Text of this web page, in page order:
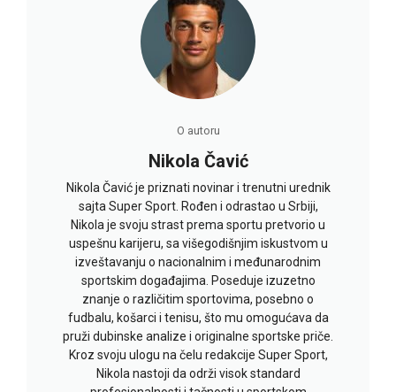
O autoru
Nikola Čavić
Nikola Čavić je priznati novinar i trenutni urednik
sajta Super Sport. Rođen i odrastao u Srbiji,
Nikola je svoju strast prema sportu pretvorio u
uspešnu karijeru, sa višegodišnjim iskustvom u
izveštavanju o nacionalnim i međunarodnim
sportskim događajima. Poseduje izuzetno
znanje o različitim sportovima, posebno o
fudbalu, košarci i tenisu, što mu omogućava da
pruži dubinske analize i originalne sportske priče.
Kroz svoju ulogu na čelu redakcije Super Sport,
Nikola nastoji da održi visok standard